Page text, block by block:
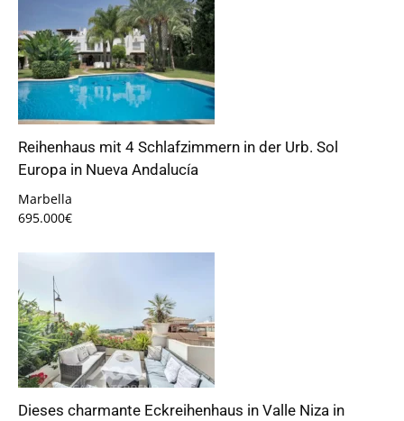
Reihenhaus mit 4 Schlafzimmern in der Urb. Sol
Europa in Nueva Andalucía
Marbella
695.000€
Dieses charmante Eckreihenhaus in Valle Niza in